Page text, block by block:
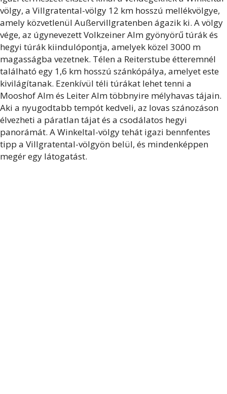
völgy, a Villgratental-völgy 12 km hosszú mellékvölgye,
amely közvetlenül Außervillgratenben ágazik ki. A völgy
vége, az úgynevezett Volkzeiner Alm gyönyörű túrák és
hegyi túrák kiindulópontja, amelyek közel 3000 m
magasságba vezetnek. Télen a Reiterstube étteremnél
található egy 1,6 km hosszú szánkópálya, amelyet este
kivilágítanak. Ezenkívül téli túrákat lehet tenni a
Mooshof Alm és Leiter Alm többnyire mélyhavas tájain.
Aki a nyugodtabb tempót kedveli, az lovas szánozáson
élvezheti a páratlan tájat és a csodálatos hegyi
panorámát. A Winkeltal-völgy tehát igazi bennfentes
tipp a Villgratental-völgyön belül, és mindenképpen
megér egy látogatást.